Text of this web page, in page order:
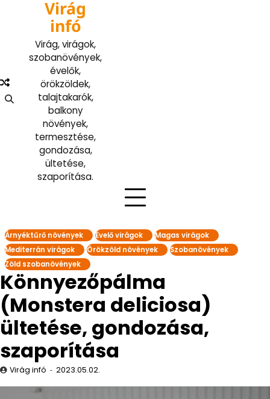
Virág
infó
Virág, virágok,
szobanövények,
évelők,
örökzöldek,
talajtakarók,
balkony
növények,
termesztése,
gondozása,
ültetése,
szaporítása.
Árnyéktűrő növények Évelő virágok
Magas virágok
Mediterrán virágok
Örökzöld növények
Szobanövények
Zöld szobanövények
Könnyezőpálma
(Monstera deliciosa)
ültetése, gondozása,
szaporítása
Virág infó 2023.05.02.